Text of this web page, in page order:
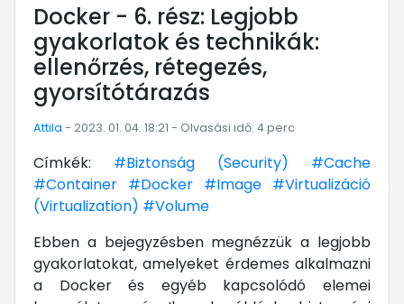
Docker - 6. rész: Legjobb
gyakorlatok és technikák:
ellenőrzés, rétegezés,
gyorsítótárazás
Attila - 2023. 01. 04. 18:21 - Olvasási idő: 4 perc
Címkék: #Biztonság (Security)
#Cache
#Container #Docker #Image #Virtualizáció
(Virtualization) #Volume
Ebben a bejegyzésben megnézzük a legjobb
gyakorlatokat, amelyeket érdemes alkalmazni
a Docker és egyéb kapcsolódó elemei